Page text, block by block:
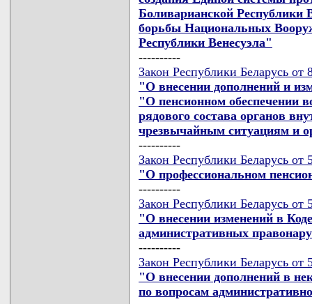
Боливарианской Республики
борьбы Национальных
Республики Венесуэла"
----------
Закон Республики Беларусь от
"О внесении дополнений и
"О пенсионном обеспечении
рядового состава органов
чрезвычайным ситуациям и
----------
Закон Республики Беларусь от
"О профессиональном
----------
Закон Республики Беларусь от
"О внесении изменений в
административных
----------
Закон Республики Беларусь от
"О внесении дополнений в
по вопросам